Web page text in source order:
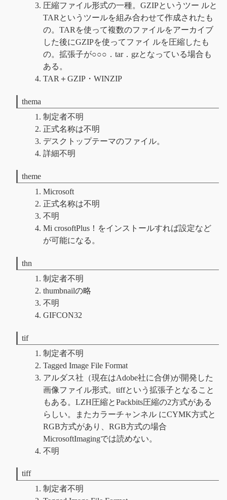
圧縮ファイル形式の一種。GZIPというツー ルと
TARというツールを組み合わせて作成されたも
の。TARを使って複数のファイルをアーカイブ
した後にGZIPを使ってファイ ルを圧縮したも
の。拡張子が○○○．tar．gzとなっている場合も
ある。
TAR＋GZIP・WINZIP
thema
制定者不明
正式名称は不明
デスクトップテーマのファイル。
詳細不明
theme
Microsoft
正式名称は不明
不明
Mi crosoftPlus！をインストールすれば設定など
が可能になる。
thn
制定者不明
thumbnailの略
不明
GIFCON32
tif
制定者不明
Tagged Image File Format
アルダス社（現在はAdobe社に合併)が開発した
画像ファイル形式。tiffという拡張子となること
もある。LZH圧縮とPackbits圧縮の2方式がある
らしい。またカラーチャンネル にCYMK方式と
RGB方式があり、RGB方式の場合
MicrosoftImagingでは読めない。
不明
tiff
制定者不明